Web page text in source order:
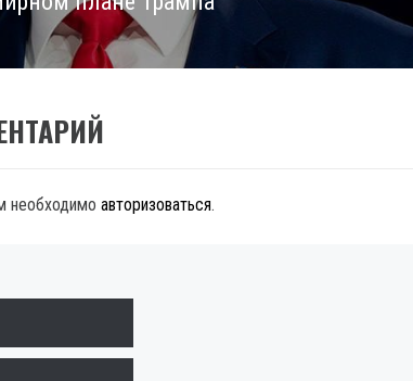
необходимо авторизоваться.